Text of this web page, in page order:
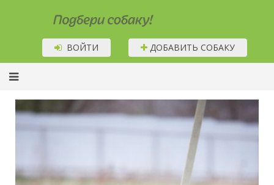
Подбери собаку!
ВОЙТИ ДОБАВИТЬ СОБАКУ